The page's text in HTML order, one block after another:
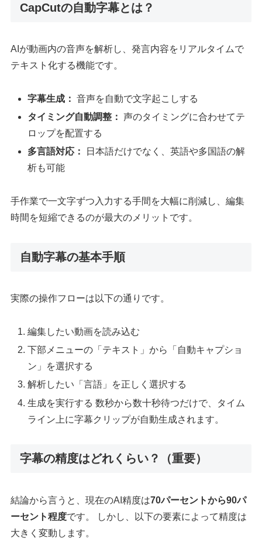
CapCutの自動字幕とは？
AIが動画内の音声を解析し、発言内容をリアルタイムで
テキスト化する機能です。
字幕生成： 音声を自動で文字起こしする
タイミング自動調整： 声のタイミングに合わせてテ
ロップを配置する
多言語対応：
日本語だけでなく、英語や多国語の解
析も可能
手作業で一文字ずつ入力する手間を大幅に削減し、編集
時間を短縮できるのが最大のメリットです。
自動字幕の基本手順
実際の操作フローは以下の通りです。
編集したい動画を読み込む
下部メニューの「テキスト」から「自動キャプショ
ン」を選択する
解析したい「言語」を正しく選択する
生成を実行する 数秒から数十秒待つだけで、タイム
ライン上に字幕クリップが自動生成されます。
字幕の精度はどれくらい？（重要）
結論から言うと、現在のAI精度は70パーセントから90パ
ーセント程度です。 しかし、以下の要素によって精度は
大きく変動します。